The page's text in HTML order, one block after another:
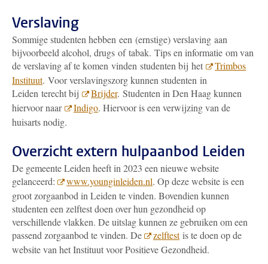
Verslaving
Sommige studenten hebben een (ernstige) verslaving aan
bijvoorbeeld alcohol, drugs of tabak. Tips en informatie om van
de verslaving af te komen vinden studenten bij het
Trimbos
Instituut. Voor verslavingszorg kunnen studenten in
Leiden terecht bij
Brijder. Studenten in Den Haag kunnen
hiervoor naar
Indigo. Hiervoor is een verwijzing van de
huisarts nodig.
Overzicht extern hulpaanbod Leiden
De gemeente Leiden heeft in 2023 een nieuwe website
gelanceerd:
www.younginleiden.nl. Op deze website is een
groot zorgaanbod in Leiden te vinden. Bovendien kunnen
studenten een zelftest doen over hun gezondheid op
verschillende vlakken. De uitslag kunnen ze gebruiken om een
passend zorgaanbod te vinden. De
zelftestis te doen op de
website van het Instituut voor Positieve Gezondheid.